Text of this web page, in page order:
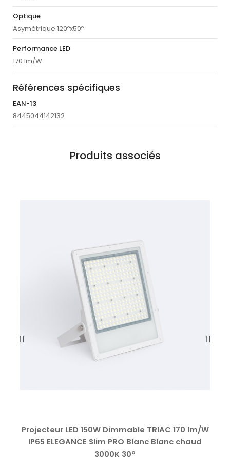
Optique
Asymétrique 120ºx50º
Performance LED
170 lm/W
Références spécifiques
EAN-13
8445044142132
Produits associés
Projecteur LED 150W Dimmable TRIAC 170 lm/W
IP65 ELEGANCE Slim PRO Blanc Blanc chaud
3000K 30º